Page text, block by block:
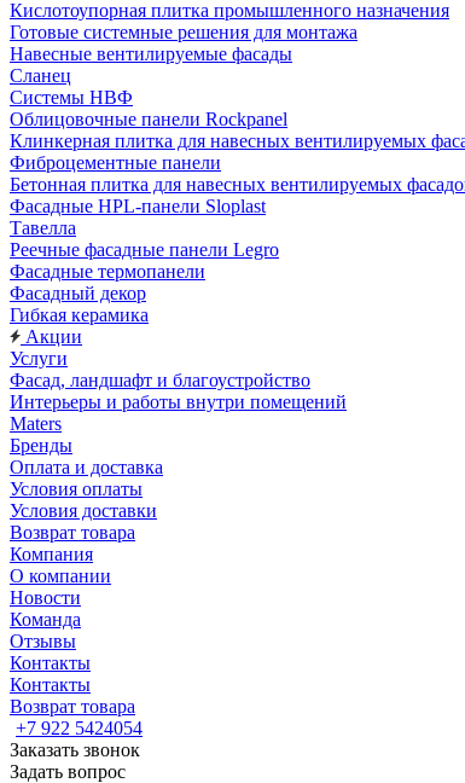
Кислотоупорная плитка промышленного назначения
Готовые системные решения для монтажа
Навесные вентилируемые фасады
Сланец
Системы НВФ
Облицовочные панели Rockpanel
Клинкерная плитка для навесных вентилируемых
Фиброцементные панели
Бетонная плитка для навесных вентилируемых
Фасадные HPL-панели Sloplast
Тавелла
Реечные фасадные панели Legro
Фасадные термопанели
Фасадный декор
Гибкая керамика
Акции
Услуги
Фасад, ландшафт и благоустройство
Интерьеры и работы внутри помещений
Maters
Бренды
Оплата и доставка
Условия оплаты
Условия доставки
Возврат товара
Компания
О компании
Новости
Команда
Отзывы
Контакты
Контакты
Возврат товара
+7 922 5424054
Заказать звонок
Задать вопрос